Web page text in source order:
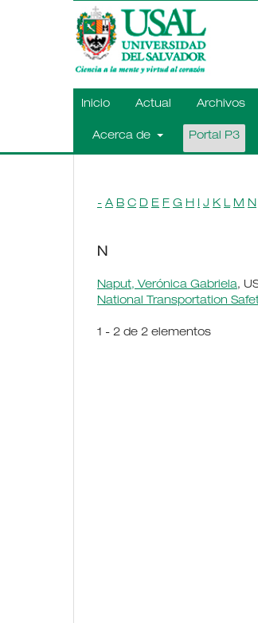
Inicio Actual Archivos
Acerca de Portal P3
- A B C D E F G H J K L M N
N
Naput, Verónica Gabriela,
National Transportation
1 - 2 de 2 elementos